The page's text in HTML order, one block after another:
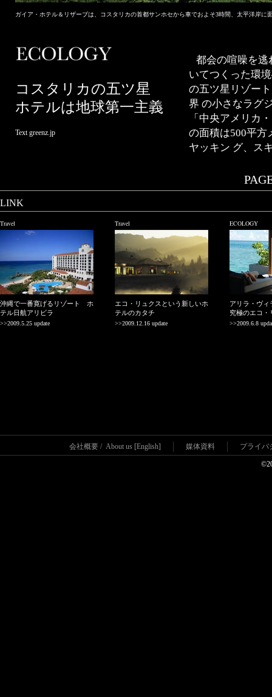
ガイア・ホテル＆リザーブは、コスタリカの首都サンホセから車でおよそ3時間、太平洋岸
コスタリカの五ツ星
ホテルは地球第一主義
Text greenz.jp
都会の喧噪を逃
いてつくった環
の五ツ星リゾー
界 の小さなラグ
「中央アメリカ
の面積は500平方
ヤッキン グ、ス
LINK
Travel
沖縄で一番寛げるリゾート ホ
テル日航アリビラ
>>2009.5.25 update
Travel
エコ・リュクスという新しいホ
テルのカタチ
>>2009.12.16 update
ECOLOGY
アリラ・ヴ
究極のエコ・
>>2009.6.8
会社概要 / About us [English] 媒体資料 プライバ